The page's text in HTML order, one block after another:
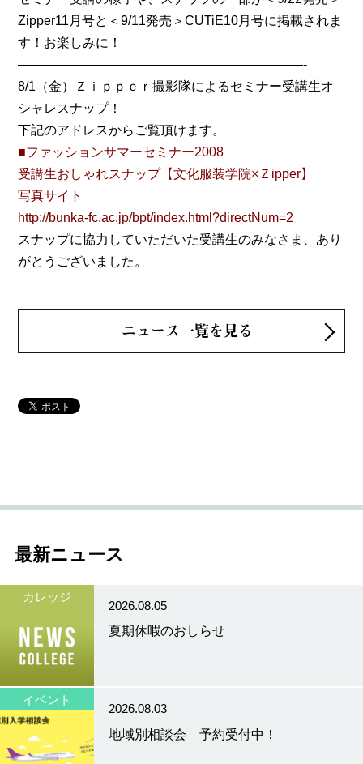
Zipper11月号と＜9/11発売＞CUTiE10月号に掲載されま
す！お楽しみに！
——————————————————————-
8/1（金）Ｚｉｐｐｅｒ撮影隊によるセミナー受講生オ
シャレスナップ！
下記のアドレスからご覧頂けます。
■ファッションサマーセミナー2008
受講生おしゃれスナップ【文化服装学院×Ｚipper】
写真サイト
http://bunka-fc.ac.jp/bpt/index.html?directNum=2
スナップに協力していただいた受講生のみなさま、あり
がとうございました。
ニュース一覧を見る
最新ニュース
カレッジ
2026.08.05
夏期休暇のおしらせ
イベント
2026.08.03
地域別相談会 予約受付中！